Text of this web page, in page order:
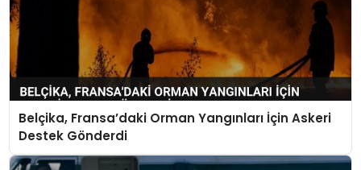
Belçika, Fransa’daki Orman Yangınları İçin Askeri
Destek Gönderdi